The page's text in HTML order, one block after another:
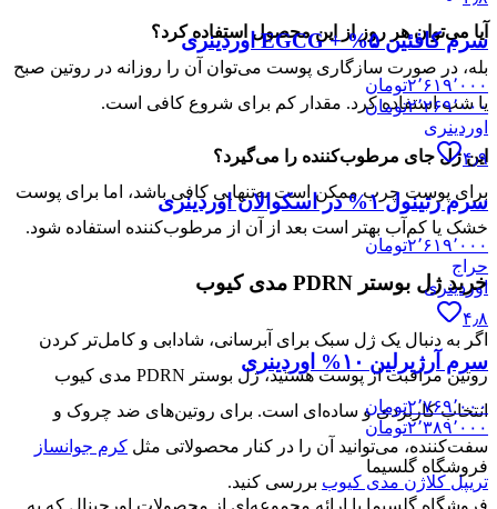
آیا می‌توان هر روز از این محصول استفاده کرد؟
بله، در صورت سازگاری پوست می‌توان آن را روزانه در روتین صبح
یا شب استفاده کرد. مقدار کم برای شروع کافی است.
این ژل جای مرطوب‌کننده را می‌گیرد؟
برای پوست چرب ممکن است به‌تنهایی کافی باشد، اما برای پوست
خشک یا کم‌آب بهتر است بعد از آن از مرطوب‌کننده استفاده شود.
خرید ژل بوستر PDRN مدی کیوب
اگر به دنبال یک ژل سبک برای آبرسانی، شادابی و کامل‌تر کردن
روتین مراقبت از پوست هستید، ژل بوستر PDRN مدی کیوب
انتخاب کاربردی و ساده‌ای است. برای روتین‌های ضد چروک و
سفت‌کننده، می‌توانید آن را در کنار محصولاتی مثل کرم جوانساز
تریپل کلاژن مدی کیوب بررسی کنید.
سرم کافئین ۵% + EGCG اوردینری
۲٬۶۱۹٬۰۰۰تومان
۲٬۲۶۹٬۰۰۰تومان
اوردینری
۴٫۹
سرم رتینول ۱% در اسکوالان اوردینری
۲٬۶۱۹٬۰۰۰تومان
حراج
اوردینری
۴٫۸
سرم آرژیرلین ۱۰% اوردینری
۲٬۷۶۹٬۰۰۰تومان
۲٬۳۸۹٬۰۰۰تومان
فروشگاه گلسیما
فروشگاه گلسیما با ارائه مجموعه‌ای از محصولات اورجینال که به